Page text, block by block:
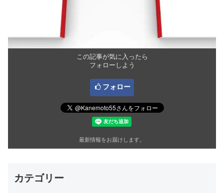
この記事が気に入ったら
フォローしよう
フォロー
最新情報をお届けします。
カテゴリー